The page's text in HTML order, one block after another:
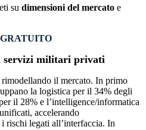
su dimensioni del mercato e
GRATUITO
servizi militari privati
il mercato. In primo
la logistica per il 34% degli
il 28% e l’intelligence/informatica
accelerando
rischi legati all’interfaccia. In